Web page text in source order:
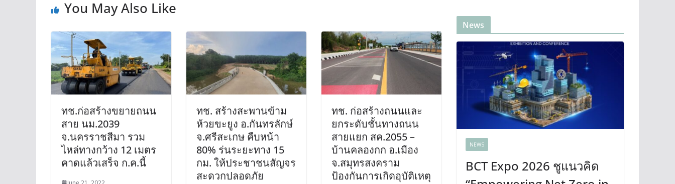
You May Also Like
ทช.ก่อสร้างขยายถนน
สาย นม.2039
จ.นครราชสีมา รวม
ไหล่ทางกว้าง 12 เมตร
คาดแล้วเสร็จ ก.ค.นี้
ทช. สร้างสะพานข้าม
ห้วยขะยูง อ.กันทรลักษ์
จ.ศรีสะเกษ คืบหน้า
80% ร่นระยะทาง 15
กม. ให้ประชาชนสัญจร
สะดวกปลอดภัย
ทช. ก่อสร้างถนนและ
ยกระดับชั้นทางถนน
สายแยก สค.2055 –
บ้านคลองกก อ.เมือง
จ.สมุทรสงคราม
ป้องกันการเกิดอุบัติเหตุ
News
NEWS
BCT Expo 2026 ชูแนวคิด